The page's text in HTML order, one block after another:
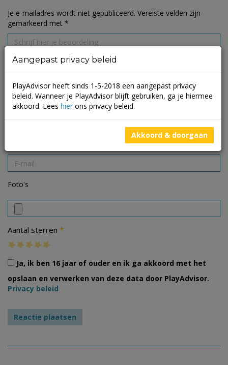
Je e-mailadres wordt niet gepubliceerd. Vereiste velden zijn
gemarkeerd met *
Foto's
Aantal sterren *
Ja, ik ben 16 jaar of ouder en ik ga akkoord met het
opslaan en verwerken van deze data door PlayAdvisor.
Privacy beleid
Aangepast privacy beleid
PlayAdvisor heeft sinds 1-5-2018 een aangepast privacy
beleid. Wanneer je PlayAdvisor blijft gebruiken, ga je hiermee
akkoord. Lees hier ons privacy beleid.
Akkoord & doorgaan